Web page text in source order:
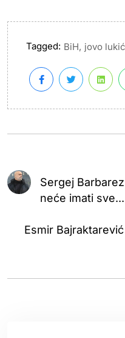
Tagged: BiH, jovo lukić
Sergej
neće imati sve...
Esmir